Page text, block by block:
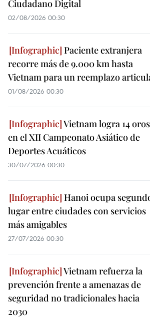
Ciudadano Digital
02/08/2026 00:30
Paciente extranjera
recorre más de 9.000 km hasta
Vietnam para un reemplazo
01/08/2026 00:30
Vietnam logra 14 oros
en el XII Campeonato Asiático de
Deportes Acuáticos
30/07/2026 00:30
Hanoi ocupa
lugar entre ciudades con servicios
más amigables
27/07/2026 00:30
Vietnam refuerza la
prevención frente a amenazas de
seguridad no tradicionales hacia
2030